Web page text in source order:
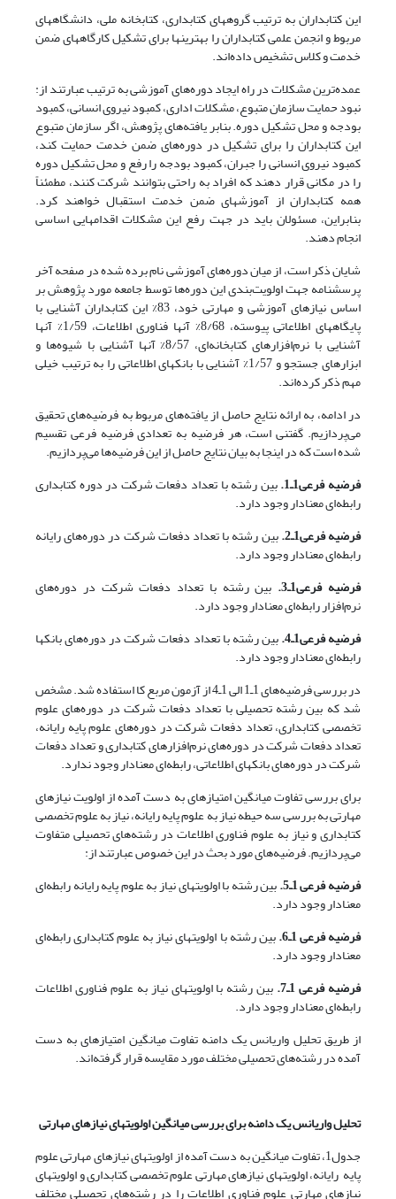
این کتابداران به ترتیب گروههای کتابداری، کتابخانه ملی، دانشگاههای
مربوط و انجمن علمی کتابداران را بهترینها برای تشکیل کارگاههای ضمن
خدمت و کلاس تشخیص داده‌اند.
عمده‌ترین مشکلات در راه ایجاد دوره‌های آموزشی به ترتیب عبارتند از:
نبود حمایت سازمان متبوع، مشکلات اداری، کمبود نیروی انسانی، کمبود
بودجه و محل تشکیل دوره. بنابر یافته‌های پژوهش، اگر سازمان متبوع
این کتابداران را برای تشکیل در دوره‌های ضمن خدمت حمایت کند،
کمبود نیروی انسانی را جبران، کمبود بودجه را رفع و محل تشکیل دوره
را در مکانی قرار دهند که افراد به راحتی بتوانند شرکت کنند، مطمئناً
همه کتابداران از آموزشهای ضمن خدمت استقبال خواهند کرد.
بنابراین، مسئولان باید در جهت رفع این مشکلات اقدامهایی اساسی
انجام دهند.
شایان ذکر است، از میان دوره‌های آموزشی نام برده شده در صفحه آخر
پرسشنامه جهت اولویت‌بندی این دوره‌ها توسط جامعه مورد پژوهش بر
اساس نیازهای آموزشی و مهارتی خود، 83% این کتابداران آشنایی با
پایگاههای اطلاعاتی پیوسته، 8/68% آنها فناوری اطلاعات، 1/59% آنها
آشنایی با نرم‌افزارهای کتابخانه‌ای، 8/57% آنها آشنایی با شیوه‌ها و
ابزارهای جستجو و 1/57% آشنایی با بانکهای اطلاعاتی را به ترتیب خیلی
مهم ذکر کرده‌اند.
در ادامه، به ارائه نتایج حاصل از یافته‌های مربوط به فرضیه‌های تحقیق
می‌پردازیم. گفتنی است، هر فرضیه به تعدادی فرضیه فرعی تقسیم
شده است که در اینجا به بیان نتایج حاصل از این فرضیه‌ها می‌پردازیم.
فرضیه فرعی1ـ1.
بین رشته‌ با تعداد دفعات شرکت در دوره کتابداری
رابطه‌ای معنادار وجود دارد.
فرضیه فرعی1ـ2.
بین رشته با تعداد دفعات شرکت در دوره‌های رایانه
رابطه‌ای معنادار وجود دارد.
فرضیه فرعی1ـ3.
بین رشته با تعداد دفعات شرکت در دوره‌های
نرم‌افزار رابطه‌ای معنادار وجود دارد.
فرضیه فرعی1ـ4.
بین رشته با تعداد دفعات شرکت در دوره‌های بانکها
رابطه‌ای معنادار وجود دارد.
در بررسی فرضیه‌های 1ـ1 الی 1ـ4 از آزمون مربع کا استفاده شد. مشخص
شد که بین رشته تحصیلی با تعداد دفعات شرکت در دوره‌های علوم
تخصصی کتابداری، تعداد دفعات شرکت در دوره‌های علوم پایه رایانه،
تعداد دفعات شرکت در دوره‌های نرم‌افزارهای کتابداری و تعداد دفعات
شرکت در دوره‌های بانکهای اطلاعاتی، رابطه‌ای معنادار وجود ندارد.
برای بررسی تفاوت میانگین امتیازهای به دست آمده از اولویت‌ نیازهای
مهارتی به بررسی سه حیطه نیاز به علوم پایه رایانه، نیاز به علوم تخصصی
کتابداری و نیاز به علوم فناوری اطلاعات در رشته‌های تحصیلی متفاوت
می‌پردازیم. فرضیه‌های مورد بحث در این خصوص عبارتند از:
فرضیه فرعی 1ـ5.
بین رشته با اولویتهای نیاز به علوم پایه رایانه رابطه‌ای
معنادار وجود دارد.
فرضیه فرعی 1ـ6.
بین رشته با اولویتهای نیاز به علوم کتابداری رابطه‌ای
معنادار وجود دارد.
فرضیه فرعی 1ـ7.
بین رشته با اولویتهای نیاز به علوم فناوری اطلاعات
رابطه‌ای معنادار وجود دارد.
از طریق تحلیل واریانس یک دامنه تفاوت میانگین امتیازهای به دست
آمده در رشته‌های تحصیلی مختلف مورد مقایسه قرار گرفته‌اند.
تحلیل واریانس یک دامنه برای بررسی میانگین اولویتهای نیازهای مهارتی
جدول1، تفاوت میانگین به دست آمده از اولویتهای نیازهای مهارتی علوم
پایه رایانه، اولویتهای نیازهای مهارتی علوم تخصصی کتابداری و اولویتهای
نیازهای مهارتی علوم فناوری اطلاعات را در رشته‌های تحصیلی مختلف